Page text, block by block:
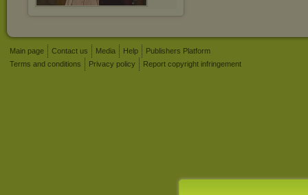
Main page Contact us Media Help
Publishers Platform
Terms and conditions
Privacy policy Report copyright infringement